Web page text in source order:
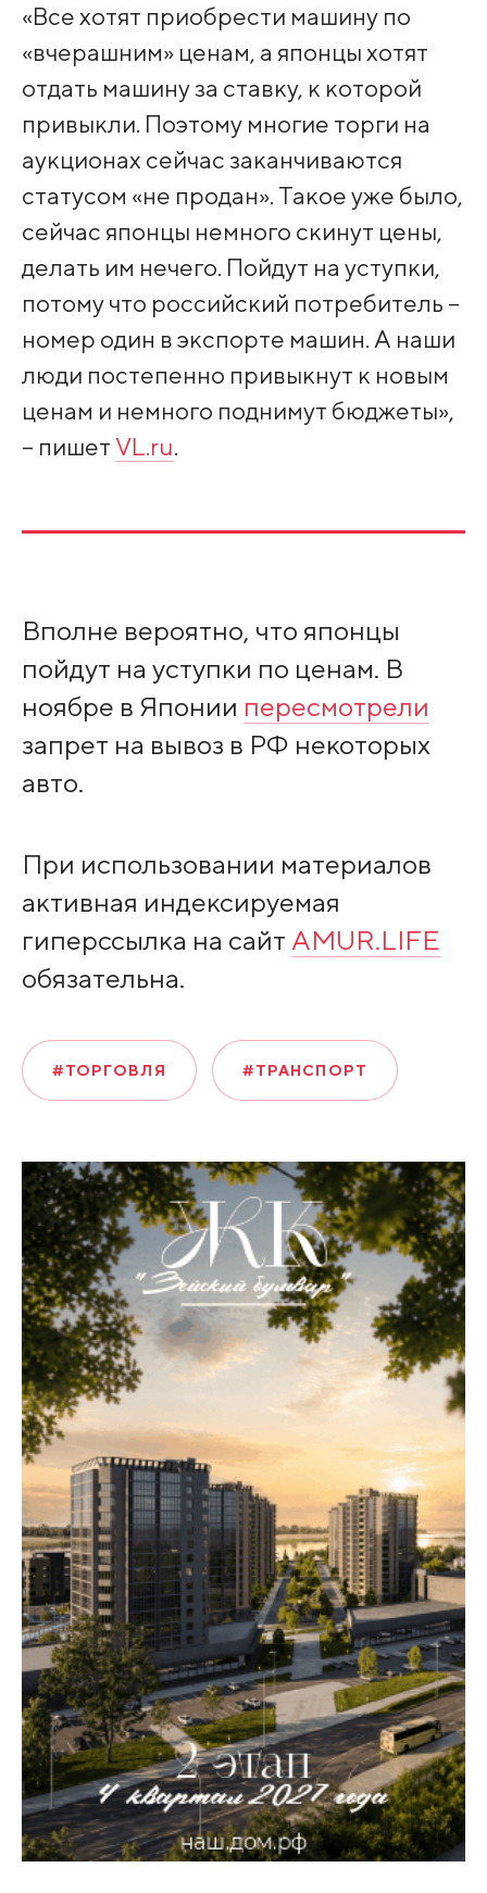
«Все хотят приобрести машину по
«вчерашним» ценам, а японцы хотят
отдать машину за ставку, к которой
привыкли. Поэтому многие торги на
аукционах сейчас заканчиваются
статусом «не продан». Такое уже было,
сейчас японцы немного скинут цены,
делать им нечего. Пойдут на уступки,
потому что российский потребитель –
номер один в экспорте машин. А наши
люди постепенно привыкнут к новым
ценам и немного поднимут бюджеты»,
– пишетVL.ru.
Вполне вероятно, что японцы
пойдут на уступки по ценам. В
ноябре в Японии пересмотрели
запрет на вывоз в РФ некоторых
авто.
При использовании материалов
активная индексируемая
гиперссылка на сайт AMUR.LIFE
обязательна.
#ТОРГОВЛЯ #ТРАНСПОРТ